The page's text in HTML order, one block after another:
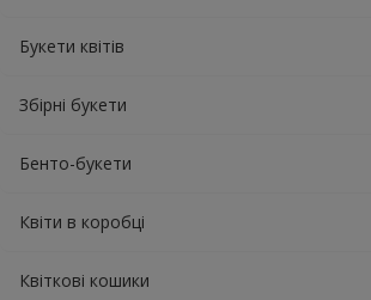
Букети квітів
Збірні букети
Бенто-букети
Квіти в коробці
Квіткові кошики